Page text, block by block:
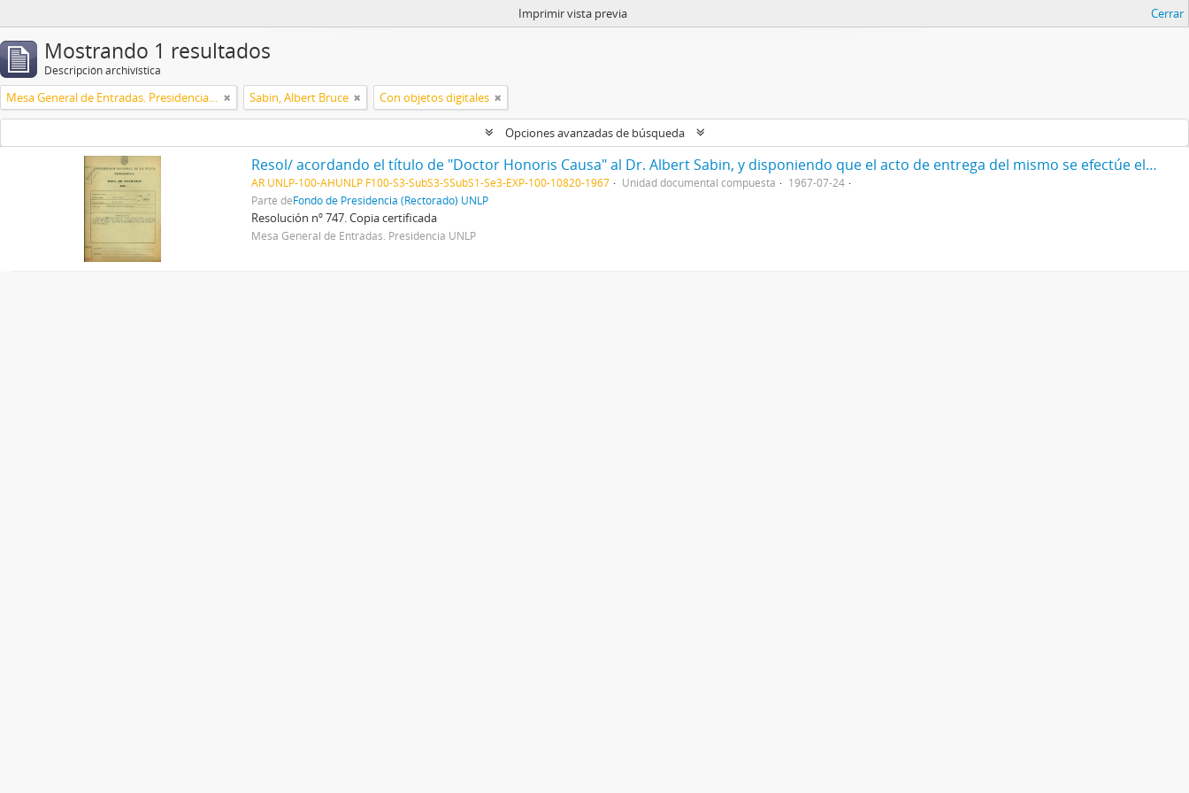
Imprimir vista previa Cerrar
Mostrando 1 resultados
Descripción archivística
Mesa General de Entradas. Presidencia UNLP Sabin, Albert Bruce Con objetos digitales
Opciones avanzadas de búsqueda
Resol/ acordando el título de "Doctor Honoris Causa" al Dr. Albert Sabin, y disponiendo que el acto de entrega del mismo se efectúe el día 28 del actual, en esta Presidencia 1967
AR UNLP-100-AHUNLP F100-S3-SubS3-SSubS1-Se3-EXP-100-10820-1967 Unidad documental compuesta
1967-07-24
Parte deFondo de Presidencia (Rectorado) UNLP
Resolución nº 747. Copia certificada
Mesa General de Entradas. Presidencia UNLP